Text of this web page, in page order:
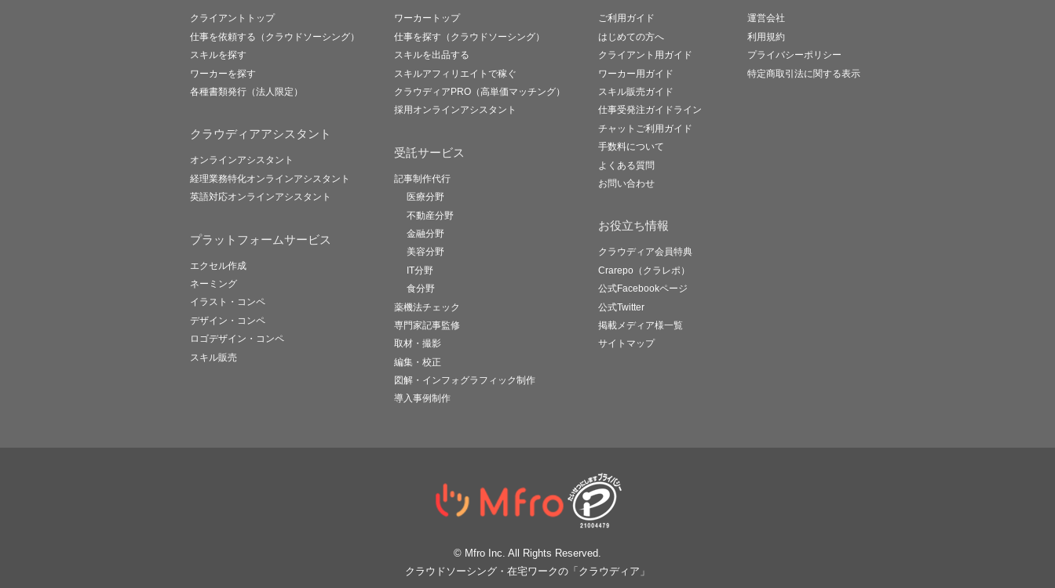
クライアントトップ
仕事を依頼する（クラウドソーシング）
スキルを探す
ワーカーを探す
各種書類発行（法人限定）
クラウディアアシスタント
オンラインアシスタント
経理業務特化オンラインアシスタント
英語対応オンラインアシスタント
プラットフォームサービス
エクセル作成
ネーミング
イラスト・コンペ
デザイン・コンペ
ロゴデザイン・コンペ
スキル販売
ワーカートップ
仕事を探す（クラウドソーシング）
スキルを出品する
スキルアフィリエイトで稼ぐ
クラウディアPRO（高単価マッチング）
採用オンラインアシスタント
受託サービス
記事制作代行
医療分野
不動産分野
金融分野
美容分野
IT分野
食分野
薬機法チェック
専門家記事監修
取材・撮影
編集・校正
図解・インフォグラフィック制作
導入事例制作
ご利用ガイド
はじめての方へ
クライアント用ガイド
ワーカー用ガイド
スキル販売ガイド
仕事受発注ガイドライン
チャットご利用ガイド
手数料について
よくある質問
お問い合わせ
お役立ち情報
クラウディア会員特典
Crarepo（クラレポ）
公式Facebookページ
公式Twitter
掲載メディア様一覧
サイトマップ
運営会社
利用規約
プライバシーポリシー
特定商取引法に関する表示
© Mfro Inc. All Rights Reserved.
クラウドソーシング・在宅ワークの「クラウディア」